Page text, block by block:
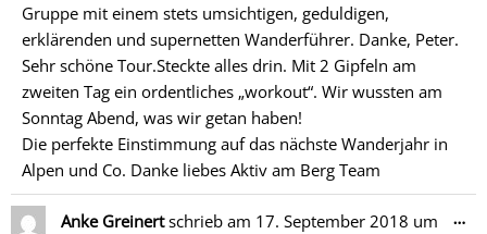
Gruppe mit einem stets umsichtigen, geduldigen,
erklärenden und supernetten Wanderführer. Danke, Peter.
Sehr schöne Tour.Steckte alles drin. Mit 2 Gipfeln am
zweiten Tag ein ordentliches „workout“. Wir wussten am
Sonntag Abend, was wir getan haben!
Die perfekte Einstimmung auf das nächste Wanderjahr in
Alpen und Co. Danke liebes Aktiv am Berg Team
Anke Greinertschrieb am 17. September 2018 um
…